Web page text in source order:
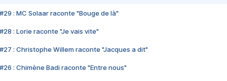
#29 : MC Solaar raconte "Bouge de là"
#28 : Lorie raconte "Je vais vite"
#27 : Christophe Willem raconte "Jacques a dit"
#26 : Chimène Badi raconte "Entre nous"